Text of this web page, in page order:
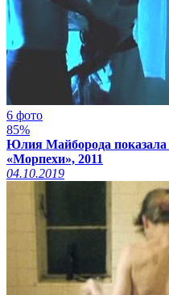
6 фото
85%
Юлия Майборода показала
«Морпехи», 2011
04.10.2019